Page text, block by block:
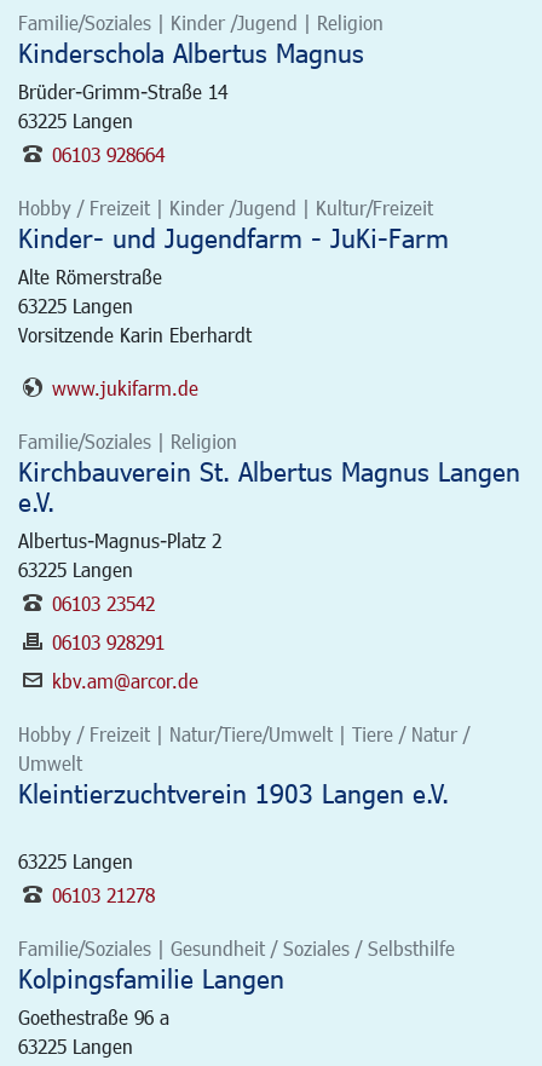
Familie/Soziales | Kinder /Jugend | Religion
Kinderschola Albertus Magnus
Brüder-Grimm-Straße 14
63225 Langen
06103 928664
Hobby / Freizeit | Kinder /Jugend | Kultur/Freizeit
Kinder- und Jugendfarm - JuKi-Farm
Alte Römerstraße
63225 Langen
Vorsitzende Karin Eberhardt
www.jukifarm.de
Familie/Soziales | Religion
Kirchbauverein St. Albertus Magnus Langen
e.V.
Albertus-Magnus-Platz 2
63225 Langen
06103 23542
06103 928291
kbv.am@arcor.de
Hobby / Freizeit | Natur/Tiere/Umwelt | Tiere / Natur /
Umwelt
Kleintierzuchtverein 1903 Langen e.V.
63225 Langen
06103 21278
Familie/Soziales | Gesundheit / Soziales / Selbsthilfe
Kolpingsfamilie Langen
Goethestraße 96 a
63225 Langen